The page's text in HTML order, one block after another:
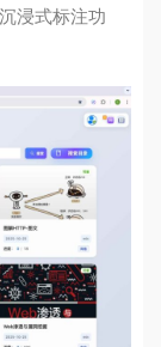
浸式标注功